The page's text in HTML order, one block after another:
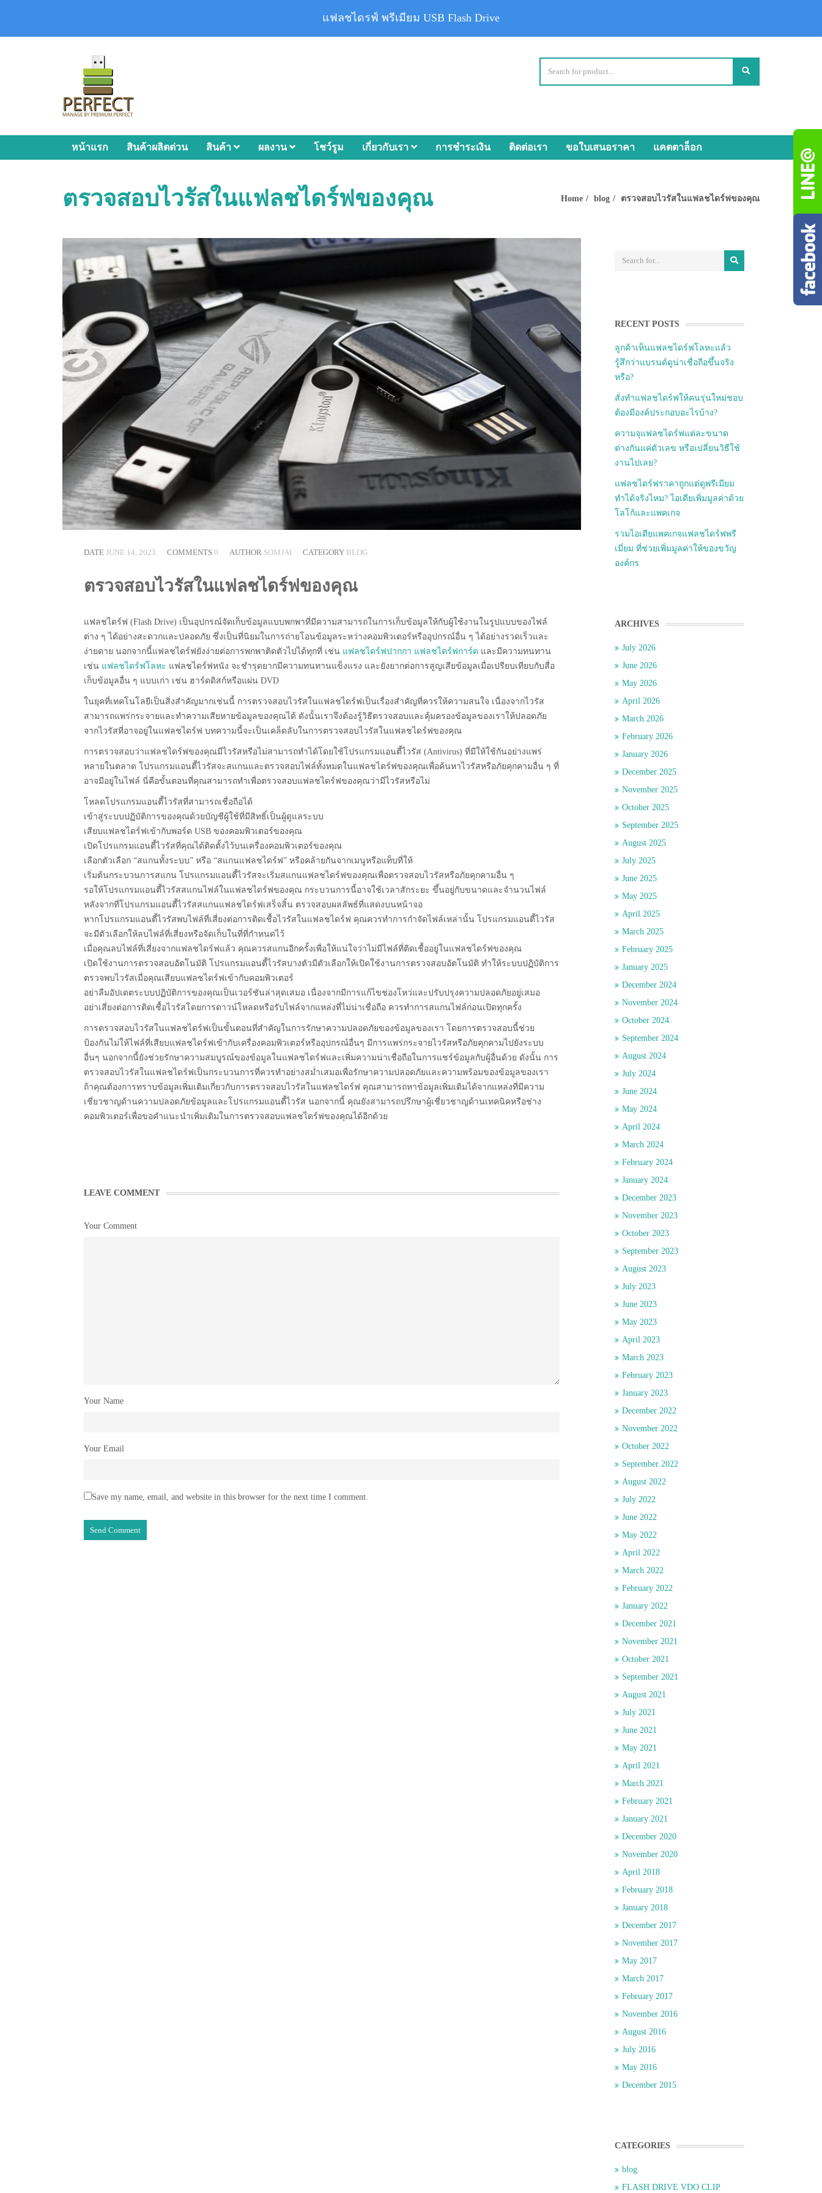
หน้าแรก สินค้าผลิตด่วน สินค้า ผลงาน โชว์รูม เกี่ยวกับเรา การชำระเงิน ติดต่อเรา ขอใบเสนอราคา แคตตาล็อก
ตรวจสอบไวรัสในแฟลชไดร์ฟของคุณ Home blog ตรวจสอบไวรัสในแฟลชไดร์ฟของคุณ
DATE JUNE 14, 2023 COMMENTS 0 AUTHOR SOMJAI CATEGORY BLOG
ตรวจสอบไวรัสในแฟลชไดร์ฟของคุณ
แฟลชไดร์ฟ (Flash Drive) เป็นอุปกรณ์จัดเก็บข้อมูลแบบพกพาที่มีความสามารถในการเก็บข้อมูลให้กับผู้ใช้งานในรูปแบบของไฟล์
ต่าง ๆ ได้อย่างสะดวกและปลอดภัย ซึ่งเป็นที่นิยมในการถ่ายโอนข้อมูลระหว่างคอมพิวเตอร์หรืออุปกรณ์อื่น ๆ ได้อย่างรวดเร็วและ
ง่ายดาย นอกจากนี้แฟลชไดร์ฟยังง่ายต่อการพกพาติดตัวไปได้ทุกที่ เช่น แฟลชไดร์ฟปากกา แฟลชไดร์ฟการ์ด และมีความทนทาน
เช่น แฟลชไดร์ฟโลหะ แฟลชไดร์ฟหนัง จะชำรุดยากมีความทนทานแข็งแรง และยังยากต่อการสูญเสียข้อมูลเมื่อเปรียบเทียบกับสื่อ
เก็บข้อมูลอื่น ๆ แบบเก่า เช่น ฮาร์ดดิสก์หรือแผ่น DVD
ในยุคที่เทคโนโลยีเป็นสิ่งสำคัญมากเช่นนี้ การตรวจสอบไวรัสในแฟลชไดร์ฟเป็นเรื่องสำคัญที่ควรให้ความสนใจ เนื่องจากไวรัส
สามารถแพร่กระจายและทำความเสียหายข้อมูลของคุณได้ ดังนั้นเราจึงต้องรู้วิธีตรวจสอบและคุ้มครองข้อมูลของเราให้ปลอดภัย
จากไวรัสที่อาจอยู่ในแฟลชไดร์ฟ บทความนี้จะเป็นเคล็ดลับในการตรวจสอบไวรัสในแฟลชไดร์ฟของคุณ
การตรวจสอบว่าแฟลชไดร์ฟของคุณมีไวรัสหรือไม่สามารถทำได้โดยใช้โปรแกรมแอนตี้ไวรัส (Antivirus) ที่มีให้ใช้กันอย่างแพร่
หลายในตลาด โปรแกรมแอนตี้ไวรัสจะสแกนและตรวจสอบไฟล์ทั้งหมดในแฟลชไดร์ฟของคุณเพื่อค้นหาไวรัสหรือภัยคุกคามอื่น ๆ ที่
อาจมีอยู่ในไฟล์ นี่คือขั้นตอนที่คุณสามารถทำเพื่อตรวจสอบแฟลชไดร์ฟของคุณว่ามีไวรัสหรือไม่
โหลดโปรแกรมแอนตี้ไวรัสที่สามารถเชื่อถือได้
เข้าสู่ระบบปฏิบัติการของคุณด้วยบัญชีผู้ใช้ที่มีสิทธิ์เป็นผู้ดูแลระบบ
เสียบแฟลชไดร์ฟเข้ากับพอร์ต USB ของคอมพิวเตอร์ของคุณ
เปิดโปรแกรมแอนตี้ไวรัสที่คุณได้ติดตั้งไว้บนเครื่องคอมพิวเตอร์ของคุณ
เลือกตัวเลือก “สแกนทั้งระบบ” หรือ “สแกนแฟลชไดร์ฟ” หรือคล้ายกันจากเมนูหรือแท็บที่ให้
เริ่มต้นกระบวนการสแกน โปรแกรมแอนตี้ไวรัสจะเริ่มสแกนแฟลชไดร์ฟของคุณเพื่อตรวจสอบไวรัสหรือภัยคุกคามอื่น ๆ
รอให้โปรแกรมแอนตี้ไวรัสสแกนไฟล์ในแฟลชไดร์ฟของคุณ กระบวนการนี้อาจใช้เวลาสักระยะ ขึ้นอยู่กับขนาดและจำนวนไฟล์
หลังจากที่โปรแกรมแอนตี้ไวรัสสแกนแฟลชไดร์ฟเสร็จสิ้น ตรวจสอบผลลัพธ์ที่แสดงบนหน้าจอ
หากโปรแกรมแอนตี้ไวรัสพบไฟล์ที่เสี่ยงต่อการติดเชื้อไวรัสในแฟลชไดร์ฟ คุณควรทำการกำจัดไฟล์เหล่านั้น โปรแกรมแอนตี้ไวรัส
จะมีตัวเลือกให้ลบไฟล์ที่เสี่ยงหรือจัดเก็บในที่ที่กำหนดไว้
เมื่อคุณลบไฟล์ที่เสี่ยงจากแฟลชไดร์ฟแล้ว คุณควรสแกนอีกครั้งเพื่อให้แน่ใจว่าไม่มีไฟล์ที่ติดเชื้ออยู่ในแฟลชไดร์ฟของคุณ
เปิดใช้งานการตรวจสอบอัตโนมัติ โปรแกรมแอนตี้ไวรัสบางตัวมีตัวเลือกให้เปิดใช้งานการตรวจสอบอัตโนมัติ ทำให้ระบบปฏิบัติการ
ตรวจพบไวรัสเมื่อคุณเสียบแฟลชไดร์ฟเข้ากับคอมพิวเตอร์
อย่าลืมอัปเดตระบบปฏิบัติการของคุณเป็นเวอร์ชันล่าสุดเสมอ เนื่องจากมีการแก้ไขช่องโหว่และปรับปรุงความปลอดภัยอยู่เสมอ
อย่าเสี่ยงต่อการติดเชื้อไวรัสโดยการดาวน์โหลดหรือรับไฟล์จากแหล่งที่ไม่น่าเชื่อถือ ควรทำการสแกนไฟล์ก่อนเปิดทุกครั้ง
การตรวจสอบไวรัสในแฟลชไดร์ฟเป็นขั้นตอนที่สำคัญในการรักษาความปลอดภัยของข้อมูลของเรา โดยการตรวจสอบนี้ช่วย
ป้องกันไม่ให้ไฟล์ที่เสียบแฟลชไดร์ฟเข้ากับเครื่องคอมพิวเตอร์หรืออุปกรณ์อื่นๆ มีการแพร่กระจายไวรัสหรือภัยคุกคามไปยังระบบ
อื่นๆ นอกจากนี้ยังช่วยรักษาความสมบูรณ์ของข้อมูลในแฟลชไดร์ฟและเพิ่มความน่าเชื่อถือในการแชร์ข้อมูลกับผู้อื่นด้วย ดังนั้น การ
ตรวจสอบไวรัสในแฟลชไดร์ฟเป็นกระบวนการที่ควรทำอย่างสม่ำเสมอเพื่อรักษาความปลอดภัยและความพร้อมของข้อมูลของเรา
ถ้าคุณต้องการทราบข้อมูลเพิ่มเติมเกี่ยวกับการตรวจสอบไวรัสในแฟลชไดร์ฟ คุณสามารถหาข้อมูลเพิ่มเติมได้จากแหล่งที่มีความ
เชี่ยวชาญด้านความปลอดภัยข้อมูลและโปรแกรมแอนตี้ไวรัส นอกจากนี้ คุณยังสามารถปรึกษาผู้เชี่ยวชาญด้านเทคนิคหรือช่าง
คอมพิวเตอร์เพื่อขอคำแนะนำเพิ่มเติมในการตรวจสอบแฟลชไดร์ฟของคุณได้อีกด้วย
LEAVE COMMENT
Your Comment
Your Name
Your Email
Save my name, email, and website in this browser for the next time I comment.
RECENT POSTS
ลูกค้าเห็นแฟลชไดร์ฟโลหะแล้ว
รู้สึกว่าแบรนด์ดูน่าเชื่อถือขึ้นจริง
หรือ?
สั่งทำแฟลชไดร์ฟให้คนรุ่นใหม่ชอบ
ต้องมีองค์ประกอบอะไรบ้าง?
ความจุแฟลชไดร์ฟแต่ละขนาด
ต่างกันแค่ตัวเลข หรือเปลี่ยนวิธีใช้
งานไปเลย?
แฟลชไดร์ฟราคาถูกแต่ดูพรีเมียม
ทำได้จริงไหม? ไอเดียเพิ่มมูลค่าด้วย
โลโก้และแพคเกจ
รวมไอเดียแพคเกจแฟลชไดร์ฟพรี
เมี่ยม ที่ช่วยเพิ่มมูลค่าให้ของขวัญ
องค์กร
ARCHIVES
July 2026
June 2026
May 2026
April 2026
March 2026
February 2026
January 2026
December 2025
November 2025
October 2025
September 2025
August 2025
July 2025
June 2025
May 2025
April 2025
March 2025
February 2025
January 2025
December 2024
November 2024
October 2024
September 2024
August 2024
July 2024
June 2024
May 2024
April 2024
March 2024
February 2024
January 2024
December 2023
November 2023
October 2023
September 2023
August 2023
July 2023
June 2023
May 2023
April 2023
March 2023
February 2023
January 2023
December 2022
November 2022
October 2022
September 2022
August 2022
July 2022
June 2022
May 2022
April 2022
March 2022
February 2022
January 2022
December 2021
November 2021
October 2021
September 2021
August 2021
July 2021
June 2021
May 2021
April 2021
March 2021
February 2021
January 2021
December 2020
November 2020
April 2018
February 2018
January 2018
December 2017
November 2017
May 2017
March 2017
February 2017
November 2016
August 2016
July 2016
May 2016
December 2015
CATEGORIES
blog
FLASH DRIVE VDO CLIP
แฟลชไดรฟ์ พรีเมียม USB Flash Drive